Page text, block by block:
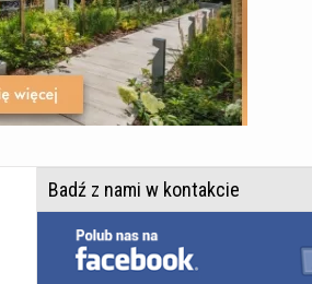
Badź z nami w kontakcie